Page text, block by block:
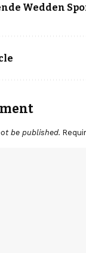
Wedden
be published.